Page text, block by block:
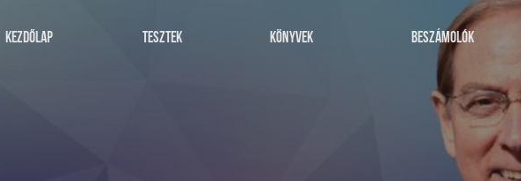
KEZDŐLAP TESZTEK KÖNYVEK BESZÁMOLÓK